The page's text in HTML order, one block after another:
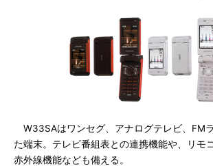
W33SAはワンセグ、アナログテレビ、FM
た端末。テレビ番組表との連携機能や、リモ
赤外線機能なども備える。